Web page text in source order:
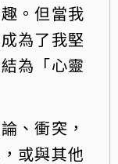
。但當我
為了我堅
為「心靈
、衝突，
或與其他